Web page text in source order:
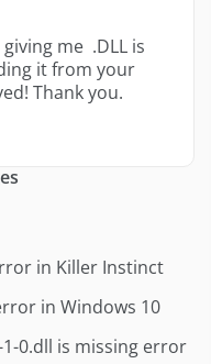
me .DLL is
it from your
Thank you.
in Killer Instinct
in Windows 10
0.dll is missing error